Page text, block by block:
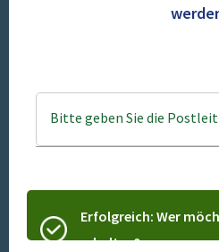
Bitte geben Sie die
Erfolgreich: Wer
erhalten?